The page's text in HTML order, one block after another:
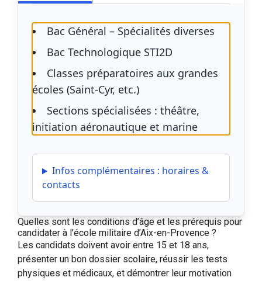
Bac Général – Spécialités diverses
Bac Technologique STI2D
Classes préparatoires aux grandes
écoles (Saint-Cyr, etc.)
Sections spécialisées : théâtre,
initiation aéronautique et marine
Infos complémentaires : horaires &
contacts
Quelles sont les conditions d’âge et les prérequis pour
candidater à l’école militaire d’Aix-en-Provence ?
Les candidats doivent avoir entre 15 et 18 ans,
présenter un bon dossier scolaire, réussir les tests
physiques et médicaux, et démontrer leur motivation